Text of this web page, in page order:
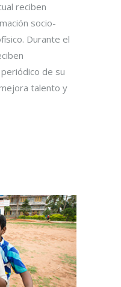
reciben
socio-
Durante el
de su
talento y